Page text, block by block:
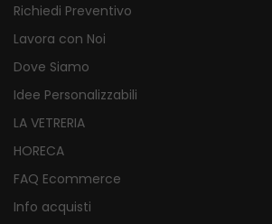
Richiedi Preventivo
Lavora con Noi
Dove Siamo
Idee Personalizzabili
LA VETRERIA
HORECA
FAQ Ecommerce
Info acquisti